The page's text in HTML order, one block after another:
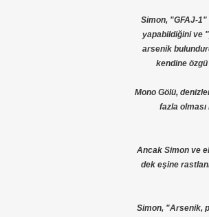
Simon, "GFAJ-
yapabildiğini ve
arsenik
kendine
Mono Gölü,
fazla
Ancak Simon ve
dek eşine
Simon, "Arsenik,